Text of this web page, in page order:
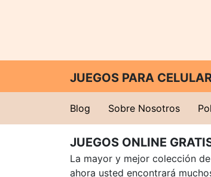
JUEGOS PARA
Blog Sobre Nosotros
JUEGOS ONLINE
La mayor y mejor colección
ahora usted encontrará